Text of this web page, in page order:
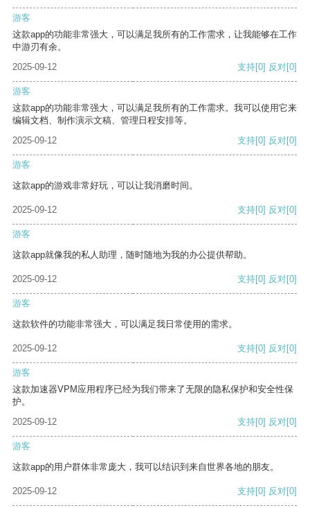
游客
这款app的功能非常强大，可以满足我所有的工作需求，让我能够在工作
中游刃有余。
2025-09-12
支持[0] 反对[0]
游客
这款app的功能非常强大，可以满足我所有的工作需求。我可以使用它来
编辑文档、制作演示文稿、管理日程安排等。
2025-09-12
支持[0] 反对[0]
游客
这款app的游戏非常好玩，可以让我消磨时间。
2025-09-12 支持[0] 反对[0]
游客
这款app就像我的私人助理，随时随地为我的办公提供帮助。
2025-09-12 支持[0] 反对[0]
游客
这款软件的功能非常强大，可以满足我日常使用的需求。
2025-09-12 支持[0] 反对[0]
游客
这款加速器VPM应用程序已经为我们带来了无限的隐私保护和安全性保
护。
2025-09-12
支持[0] 反对[0]
游客
这款app的用户群体非常庞大，我可以结识到来自世界各地的朋友。
2025-09-12 支持[0] 反对[0]